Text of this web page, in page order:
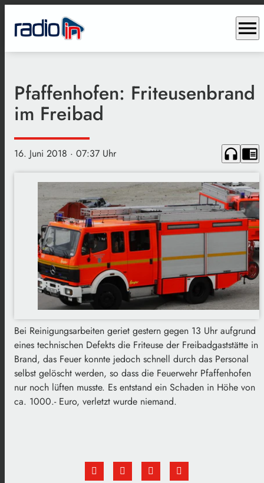
menu
Pfaffenhofen: Friteusenbrand
im Freibad
16. Juni 2018 · 07:37 Uhr headphones chrome_reader_mode
Bei Reinigungsarbeiten geriet gestern gegen 13 Uhr aufgrund
eines technischen Defekts die Friteuse der Freibadgaststätte in
Brand, das Feuer konnte jedoch schnell durch das Personal
selbst gelöscht werden, so dass die Feuerwehr Pfaffenhofen
nur noch lüften musste. Es entstand ein Schaden in Höhe von
ca. 1000.- Euro, verletzt wurde niemand.